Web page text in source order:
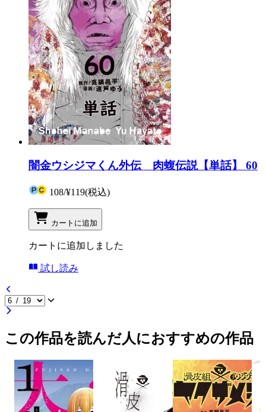
闇金ウシジマくん外伝 肉蝮伝説【単話】 60
108/¥119(税込)
カートに追加
カートに追加しました
試し読み
この作品を読んだ人におすすめの作品